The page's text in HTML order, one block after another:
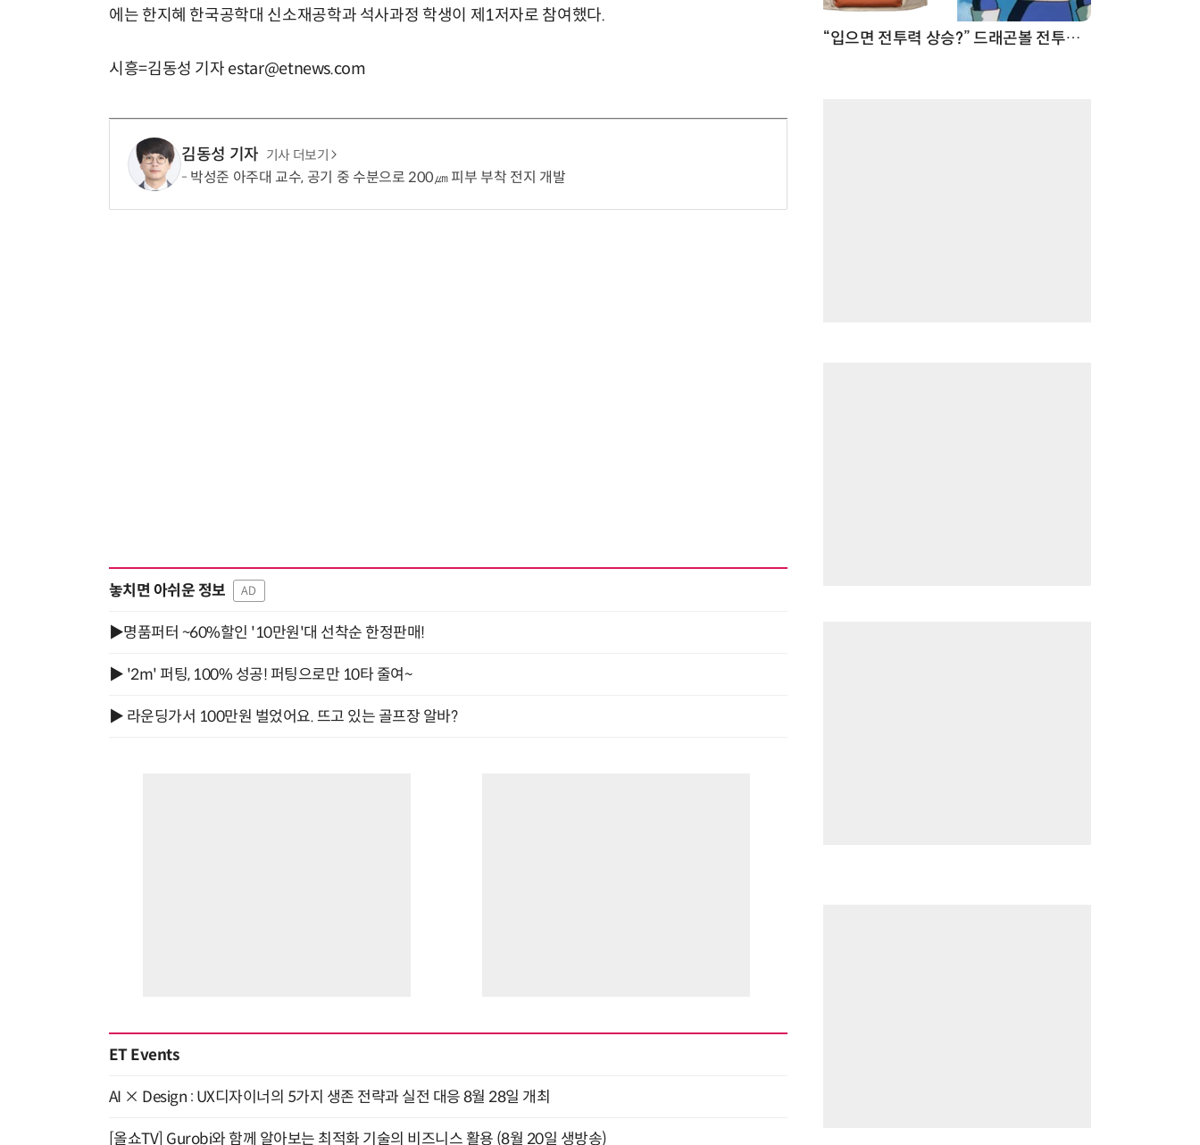
에는 한지혜 한국공학대 신소재공학과 석사과정 학생이 제1저자로 참여했다.
시흥=김동성 기자 estar@etnews.com
김동성 기자 기사 더보기
박성준 아주대 교수, 공기 중 수분으로 200㎛ 피부 부착 전지 개발
놓치면 아쉬운 정보 AD
▶명품퍼터 ~60%할인 '10만원'대 선착순 한정판매!
▶ '2m' 퍼팅, 100% 성공! 퍼팅으로만 10타 줄여~
▶ 라운딩가서 100만원 벌었어요. 뜨고 있는 골프장 알바?
ET Events
AI × Design : UX디자이너의 5가지 생존 전략과 실전 대응 8월 28일 개최
[올쇼TV] Gurobi와 함께 알아보는 최적화 기술의 비즈니스 활용 (8월 20일 생방송)
“입으면 전투력 상승?” 드래곤볼 전투복 닮은 중량조끼